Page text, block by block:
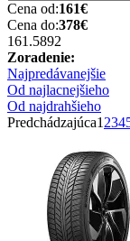
Cena od:161€
Cena do:378€
161.5892
Zoradenie:
Najpredávanejšie
Od najlacnejšieho
Od najdrahšieho
Predchádzajúca1 234